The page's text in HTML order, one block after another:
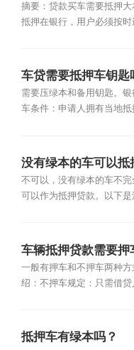
摘要：贷款买车需要抵押
抵押在银行，用户必须按时
车贷需要抵押车钥匙
需要压绿本和备用钥匙。
车条件：申请人拥有当地抵
没有绿本的车可以抵
不可以，没有绿本的车不
可以作为抵押贷款。以下
车辆抵押贷款需要押
一般有押车和不押车两种
绍：不押车规定：只需借
抵押车有绿本吗？